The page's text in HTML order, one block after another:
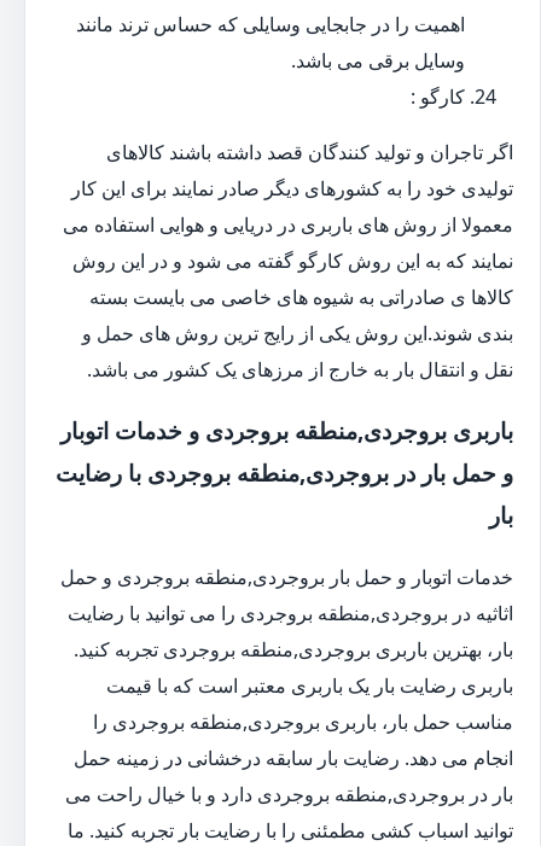
اهمیت را در جابجایی وسایلی که حساس ترند مانند
وسایل برقی می باشد.
کارگو :
اگر تاجران و تولید کنندگان قصد داشته باشند کالاهای
تولیدی خود را به کشورهای دیگر صادر نمایند برای این کار
معمولا از روش های باربری در دریایی و هوایی استفاده می
نمایند که به این روش کارگو گفته می شود و در این روش
کالاها ی صادراتی به شیوه های خاصی می بایست بسته
بندی شوند.این روش یکی از رایج ترین روش های حمل و
نقل و انتقال بار به خارج از مرزهای یک کشور می باشد.
باربری بروجردی,منطقه بروجردی و خدمات اتوبار
و حمل بار در بروجردی,منطقه بروجردی با رضایت
بار
خدمات اتوبار و حمل بار بروجردی,منطقه بروجردی و حمل
اثاثیه در بروجردی,منطقه بروجردی را می توانید با رضایت
بار، بهترین باربری بروجردی,منطقه بروجردی تجربه کنید.
باربری رضایت بار یک باربری معتبر است که با قیمت
مناسب حمل بار، باربری بروجردی,منطقه بروجردی را
انجام می دهد. رضایت بار سابقه درخشانی در زمینه حمل
بار در بروجردی,منطقه بروجردی دارد و با خیال راحت می
توانید اسباب کشی مطمئنی را با رضایت بار تجربه کنید. ما